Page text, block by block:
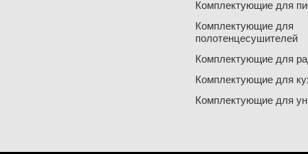
Комплектующие для
Комплектующие для
полотенцесушителей
Комплектующие для
Комплектующие для
Комплектующие для